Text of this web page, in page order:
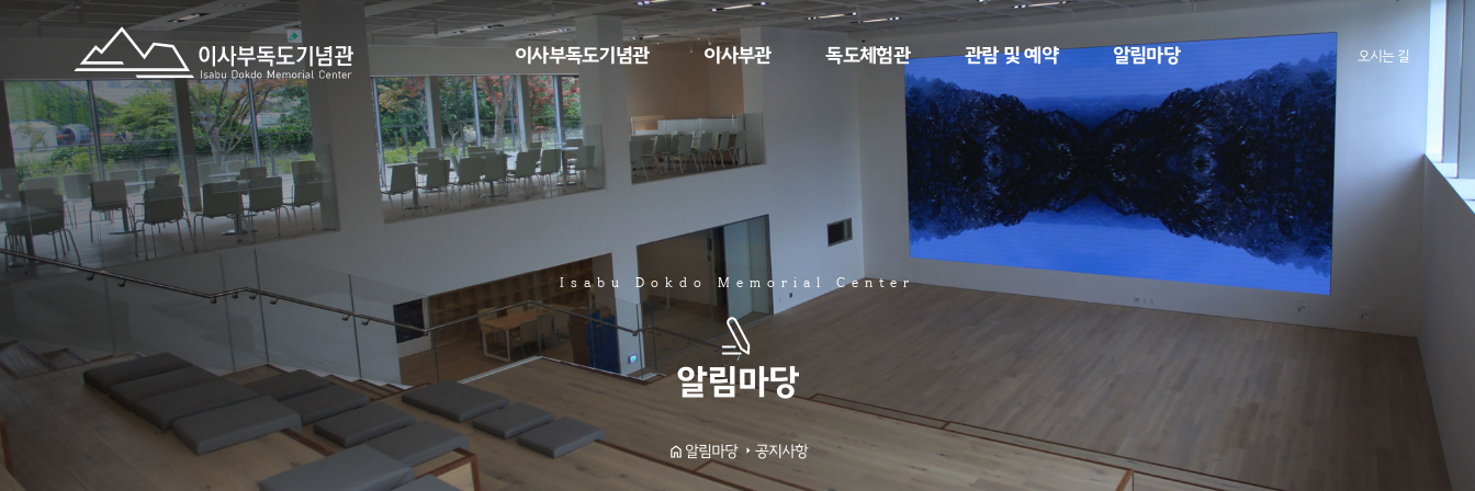
이사부독도기념관 이사부관 독도체험관 관람 및 예약 알림마당 오시는 길
Isabu Dokdo Memorial Center
알림마당
알림마당 공지사항